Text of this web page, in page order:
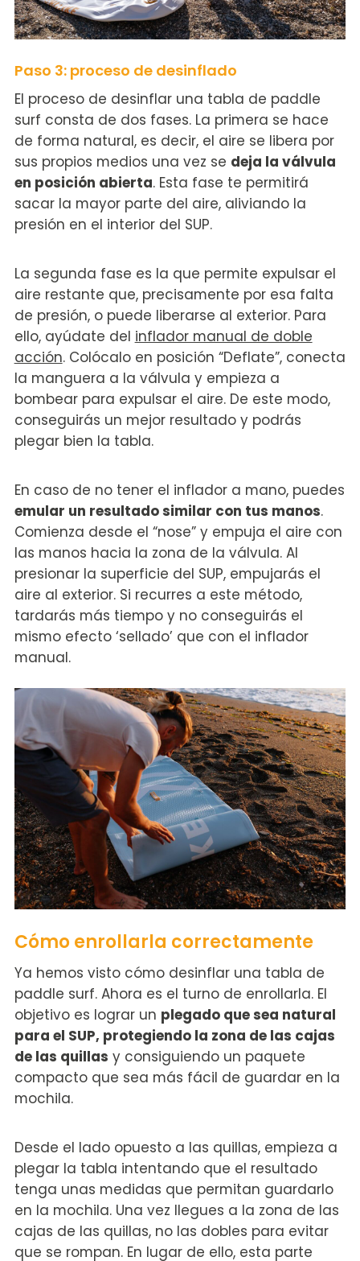
Paso 3: proceso de desinflado
El proceso de desinflar una tabla de paddle
surf consta de dos fases. La primera se hace
de forma natural, es decir, el aire se libera por
sus propios medios una vez se deja la válvula
en posición abierta. Esta fase te permitirá
sacar la mayor parte del aire, aliviando la
presión en el interior del SUP.
La segunda fase es la que permite expulsar el
aire restante que, precisamente por esa falta
de presión, o puede liberarse al exterior. Para
ello, ayúdate del inflador manual de doble
acción. Colócalo en posición “Deflate”, conecta
la manguera a la válvula y empieza a
bombear para expulsar el aire. De este modo,
conseguirás un mejor resultado y podrás
plegar bien la tabla.
En caso de no tener el inflador a mano, puedes
emular un resultado similar con tus manos.
Comienza desde el “nose” y empuja el aire con
las manos hacia la zona de la válvula. Al
presionar la superficie del SUP, empujarás el
aire al exterior. Si recurres a este método,
tardarás más tiempo y no conseguirás el
mismo efecto ‘sellado’ que con el inflador
manual.
Cómo enrollarla correctamente
Ya hemos visto cómo desinflar una tabla de
paddle surf. Ahora es el turno de enrollarla. El
objetivo es lograr un plegado que sea natural
para el SUP, protegiendo la zona de las cajas
de las quillas y consiguiendo un paquete
compacto que sea más fácil de guardar en la
mochila.
Desde el lado opuesto a las quillas, empieza a
plegar la tabla intentando que el resultado
tenga unas medidas que permitan guardarlo
en la mochila. Una vez llegues a la zona de las
cajas de las quillas, no las dobles para evitar
que se rompan. En lugar de ello, esta parte